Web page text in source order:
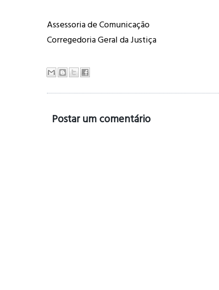
Assessoria de Comunicação
Corregedoria Geral da Justiça
Postar um comentário